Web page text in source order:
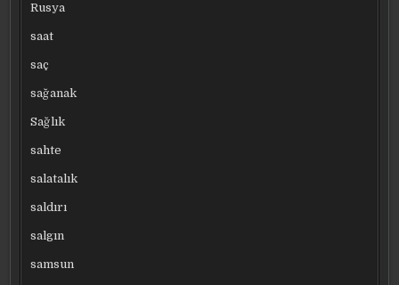
Rusya
saat
saç
sağanak
Sağlık
sahte
salatalık
saldırı
salgın
samsun